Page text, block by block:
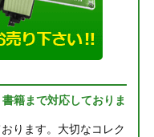
籍まで対応しておりま
ります。大切なコレク